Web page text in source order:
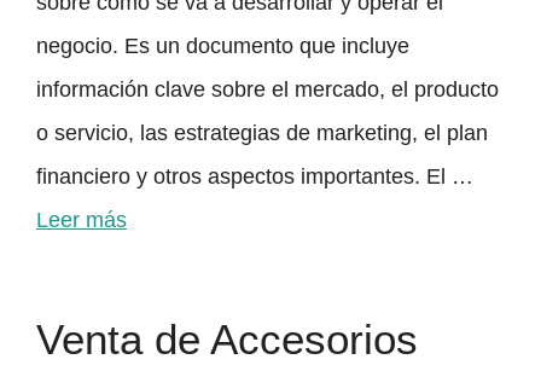
negocio. Es un documento que incluye
información clave sobre el mercado, el producto
o servicio, las estrategias de marketing, el plan
financiero y otros aspectos importantes. El …
Leer más
Venta de Accesorios